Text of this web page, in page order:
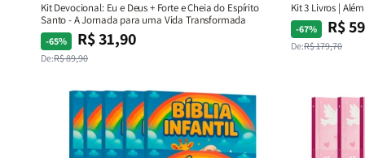
Kit Devocional: Eu e Deus + Forte e Cheia do Espírito
Santo - A Jornada para uma Vida Transformada
-65%
Preço
normal
De:R$ 89,90
Preço
promocional
R$ 31,90
Kit 3 Livros |
-67%
Preço
normal
De:R$ 179,70
Preço
promocional
R$